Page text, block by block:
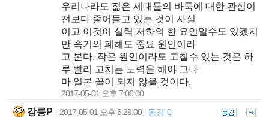
우리나라도 젊은 세대들의 바둑에 대한 관심이
전보다 줄어들고 있는 것이 사실
이고 이것이 실력 저하의 한 요인일수도 있겠지
만 속기의 폐해도 중요 원인이라
고 본다. 작은 원인이라도 고칠수 있는 것은 하
루 빨리 고치는 노력을 해야 그나
마 일본 꼴이 되지 않을 것이다.
2017-05-01 오후 7:06:00
강릉P 2017-05-01 오후 6:29:00 동감 0